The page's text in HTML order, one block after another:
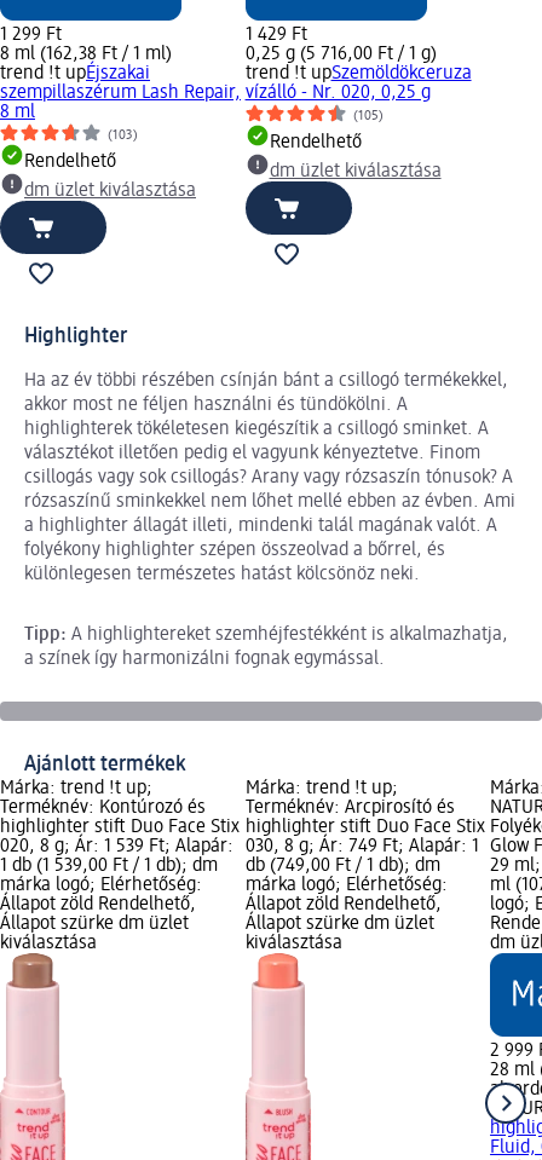
1 299 Ft
8 ml (162,38 Ft / 1 ml)
trend !t upÉjszakai
szempillaszérum Lash Repair,
8 ml
(103)
Rendelhető
dm üzlet kiválasztása
1 429 Ft
0,25 g (5 716,00 Ft / 1 g)
trend !t upSzemöldökceruza
vízálló - Nr. 020, 0,25 g
(105)
Rendelhető
dm üzlet kiválasztása
Highlighter
Ha az év többi részében csínján bánt a csillogó termékekkel,
akkor most ne féljen használni és tündökölni. A
highlighterek tökéletesen kiegészítik a csillogó sminket. A
választékot illetően pedig el vagyunk kényeztetve. Finom
csillogás vagy sok csillogás? Arany vagy rózsaszín tónusok? A
rózsaszínű sminkekkel nem lőhet mellé ebben az évben. Ami
a highlighter állagát illeti, mindenki talál magának valót. A
folyékony highlighter szépen összeolvad a bőrrel, és
különlegesen természetes hatást kölcsönöz neki.
Tipp: A highlightereket szemhéjfestékként is alkalmazhatja,
a színek így harmonizálni fognak egymással.
Ajánlott termékek
Márka: trend !t up;
Terméknév: Kontúrozó és
highlighter stift Duo Face Stix
020, 8 g; Ár: 1 539 Ft; Alapár:
1 db (1 539,00 Ft / 1 db); dm
márka logó; Elérhetőség:
Állapot zöld Rendelhető,
Állapot szürke dm üzlet
kiválasztása
Márka: trend !t up;
Terméknév: Arcpirosító és
highlighter stift Duo Face Stix
030, 8 g; Ár: 749 Ft; Alapár: 1
db (749,00 Ft / 1 db); dm
márka logó; Elérhetőség:
Állapot zöld Rendelhető,
Állapot szürke dm üzlet
kiválasztása
Glow
29
ml
logó;
dm
2 999
28 ml
Fluid,